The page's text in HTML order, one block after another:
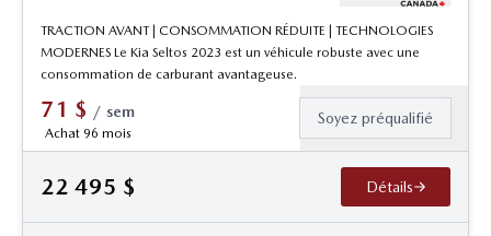
TRACTION AVANT | CONSOMMATION RÉDUITE | TECHNOLOGIES
MODERNES Le Kia Seltos 2023 est un véhicule robuste avec une
consommation de carburant avantageuse.
71 $ / sem
Achat 96 mois
Soyez préqualifié
22 495 $ Détails